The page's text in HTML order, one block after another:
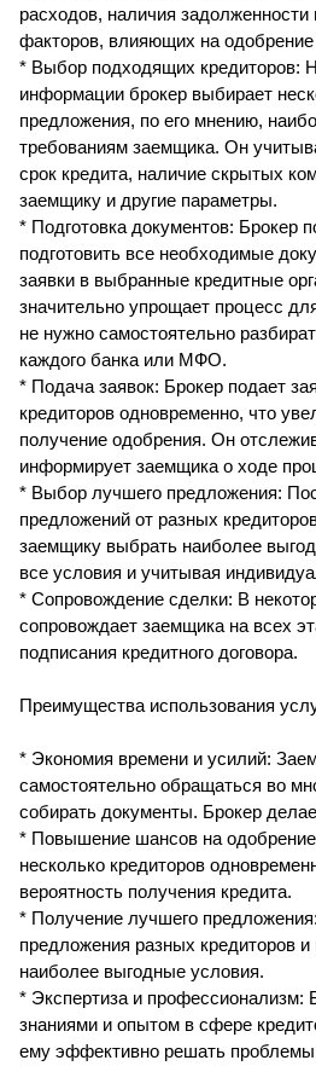
расходов, наличия
факторов, влияющих на одобрение
* Выбор подходящих кредиторов:
информации брокер выбирает
предложения, по его мнению,
требованиям заемщика. Он
срок кредита, наличие скрытых
заемщику и другие параметры.
* Подготовка документов: Брокер
подготовить все необходимые
заявки в выбранные кредитные
значительно упрощает процесс
не нужно самостоятельно
каждого банка или МФО.
* Подача заявок: Брокер подает
кредиторов одновременно, что
получение одобрения. Он
информирует заемщика о ходе
* Выбор лучшего предложения:
предложений от разных
заемщику выбрать наиболее
все условия и учитывая
* Сопровождение сделки: В
сопровождает заемщика на всех
подписания кредитного договора.
Преимущества использования
* Экономия времени и усилий:
самостоятельно обращаться во
собирать документы. Брокер
* Повышение шансов на
несколько кредиторов
вероятность получения кредита.
* Получение лучшего
предложения разных кредиторов и
наиболее выгодные условия.
* Экспертиза и профессионализм:
знаниями и опытом в сфере
ему эффективно решать